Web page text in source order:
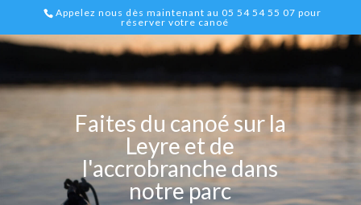
Appelez nous dès maintenant au 05 54 54 55 07 pour
réserver votre canoé
Faites du canoé sur la
Leyre et de
l'accrobranche dans
notre parc